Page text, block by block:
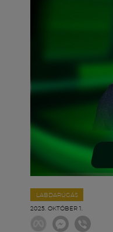
LABDARÚGÁS
2025. OKTÓBER 1.